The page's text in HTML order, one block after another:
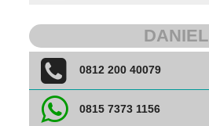
DANIEL
0812 200 40079
0815 7373 1156